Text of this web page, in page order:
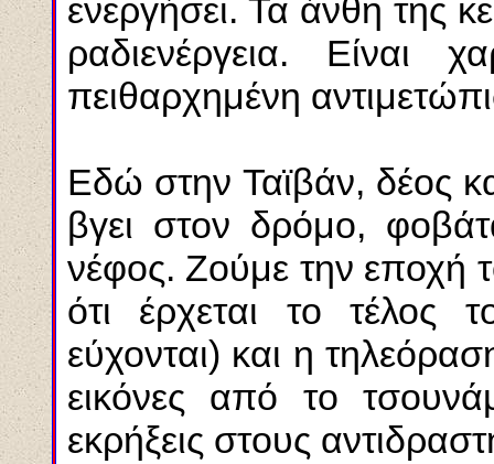
ενεργήσει. Τα άνθη της
ραδιενέργεια. Είναι
πειθαρχημένη
Εδώ στην Ταϊβάν, δέος
βγει στον δρόμο,
νέφος. Ζούμε την εποχή
ότι έρχεται το τέλος
εύχονται) και η
εικόνες από το
εκρήξεις στους